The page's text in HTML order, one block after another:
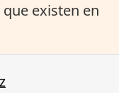
existen en